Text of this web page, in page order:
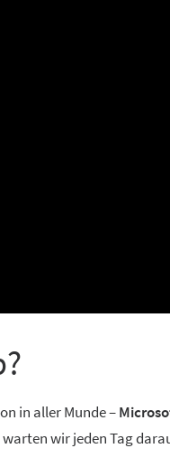
in aller Munde –
wir jeden Tag